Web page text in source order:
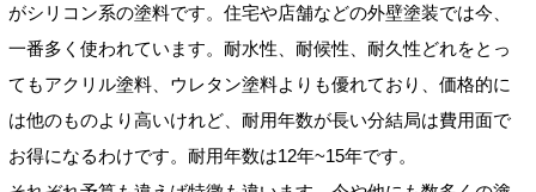
がシリコン系の塗料です。住宅や店舗などの外壁塗装では今、
一番多く使われています。耐水性、耐候性、耐久性どれをとっ
てもアクリル塗料、ウレタン塗料よりも優れており、価格的に
は他のものより高いけれど、耐用年数が長い分結局は費用面で
お得になるわけです。耐用年数は12年~15年です。